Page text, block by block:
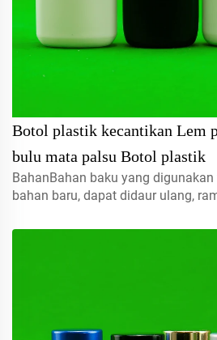
Botol plastik kecantikan Lem
bulu mata palsu Botol plastik
BahanBahan baku yang
bahan baru, dapat didaur ulang,
15mlhubungi kami untuk pesanan